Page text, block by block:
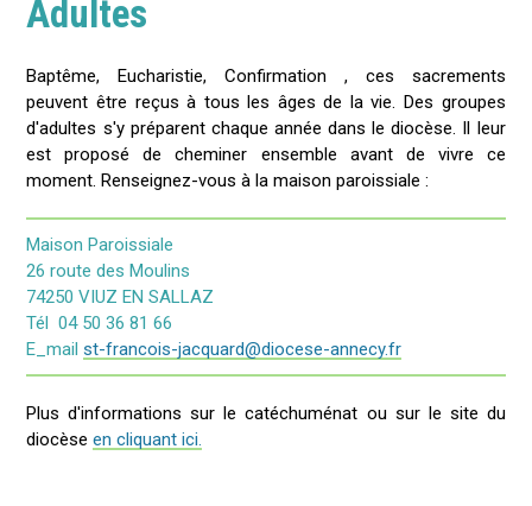
Adultes
Baptême, Eucharistie, Confirmation , ces sacrements
peuvent être reçus à tous les âges de la vie. Des groupes
d'adultes s'y préparent chaque année dans le diocèse. Il leur
est proposé de cheminer ensemble avant de vivre ce
moment. Renseignez-vous à la maison paroissiale :
Maison Paroissiale
26 route des Moulins
74250 VIUZ EN SALLAZ
Tél 04 50 36 81 66
E_mailst-francois-jacquard@diocese-annecy.fr
Plus d'informations sur le catéchuménat ou sur le site du
diocèseen cliquant ici.